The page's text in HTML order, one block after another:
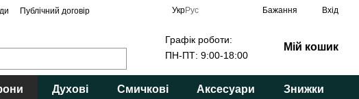
Публічний договір УкрРус Бажання Вхід
Графік роботи:
ПН-ПТ: 9:00-18:00
Мій кошик
Духові Смичкові Аксесуари Знижки